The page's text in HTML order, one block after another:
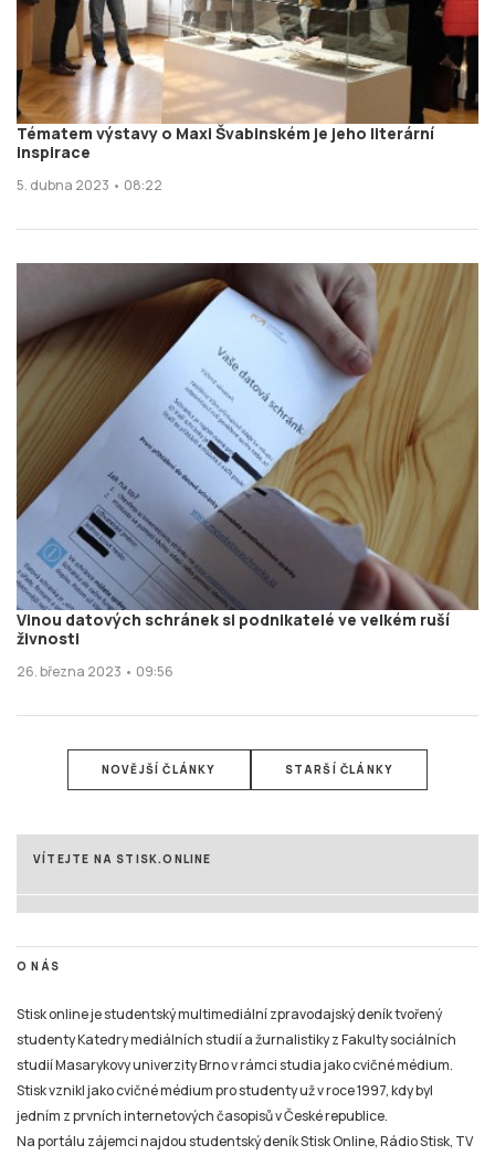
Tématem výstavy o Maxi Švabinském je jeho literární
inspirace
5. dubna 2023 • 08:22
Vinou datových schránek si podnikatelé ve velkém ruší
živnosti
26. března 2023 • 09:56
NOVĚJŠÍ ČLÁNKY STARŠÍ ČLÁNKY
VÍTEJTE NA STISK.ONLINE
O NÁS
Stisk online je studentský multimediální zpravodajský deník tvořený
studenty Katedry mediálních studií a žurnalistiky z Fakulty sociálních
studií Masarykovy univerzity Brno v rámci studia jako cvičné médium.
Stisk vznikl jako cvičné médium pro studenty už v roce 1997, kdy byl
jedním z prvních internetových časopisů v České republice.
Na portálu zájemci najdou studentský deník Stisk Online, Rádio Stisk, TV